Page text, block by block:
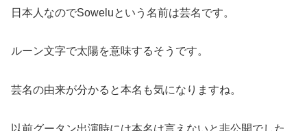
日本人なのでSoweluという名前は芸名です。
ルーン文字で太陽を意味するそうです。
芸名の由来が分かると本名も気になりますね。
以前グータン出演時には本名は言えないと非公開でした。